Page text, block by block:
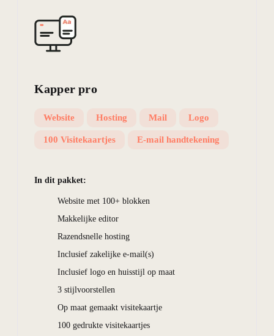
Kapperpro
Website Hosting Mail Logo
100 Visitekaartjes E-mail handtekening
In dit pakket:
Website met 100+ blokken
Makkelijke editor
Razendsnelle hosting
Inclusief zakelijke e-mail(s)
Inclusief logo en huisstijl op maat
3 stijlvoorstellen
Op maat gemaakt visitekaartje
100 gedrukte visitekaartjes